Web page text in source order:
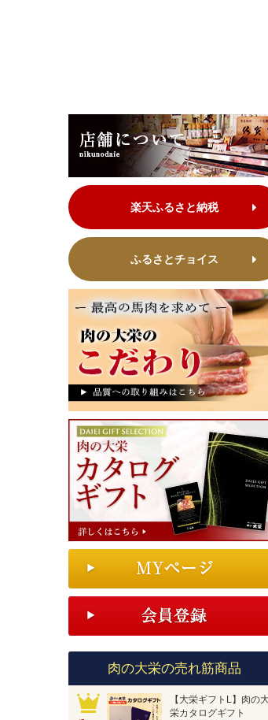
楽天ふるさと納税
ふるさとチョイス
肉の大栄の売れ筋商品
【大栄ギフトL】肉の
栄カタログギフト